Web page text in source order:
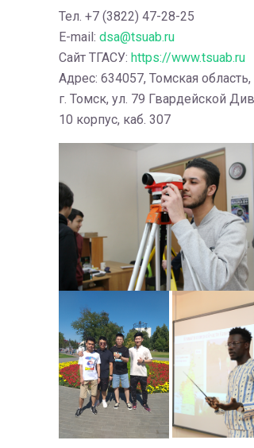
Тел. +7 (3822) 47-28-25
E-mail: dsa@tsuab.ru
Сайт ТГАСУ: https://www.tsuab.ru
Адрес: 634057, Томская область,
г. Томск, ул. 79 Гвардейской
10 корпус, каб. 307